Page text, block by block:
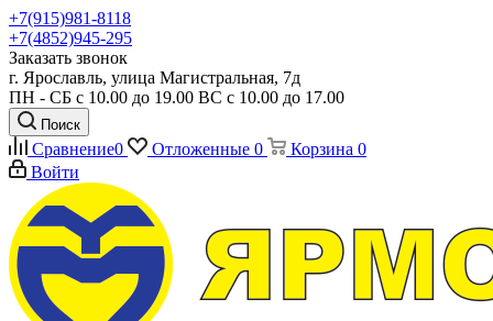
+7(915)981-8118
+7(4852)945-295
Заказать звонок
г. Ярославль, улица Магистральная, 7д
ПН - СБ с 10.00 до 19.00 ВС с 10.00 до 17.00
Поиск
Сравнение0 Отложенные 0 Корзина 0
Войти